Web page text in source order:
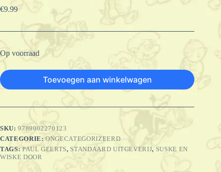
€9.99
Op voorraad
Toevoegen aan winkelwagen
SKU:9789002270123
CATEGORIE:ONGECATEGORIZEERD
TAGS:PAUL GEERTS, STANDAARD UITGEVERIJ, SUSKE EN
WISKE DOOR